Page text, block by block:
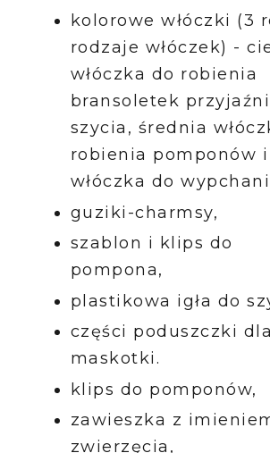
kolorowe włóczki (3
rodzaje włóczek) -
włóczka do robienia
bransoletek
szycia, średnia
robienia pomponów
włóczka do
guziki-charmsy,
szablon i klips do
pompona,
plastikowa igła do
części poduszczki dla
maskotki.
klips do pomponów,
zawieszka z
zwierzęcia,